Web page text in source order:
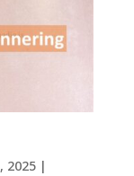
2025|